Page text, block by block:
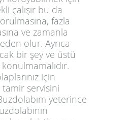
çalışır bu da
fazla
ve zamanla
olur. Ayrıca
bir şey ve üstü
konulmamalıdır.
için
servisini
yeterince